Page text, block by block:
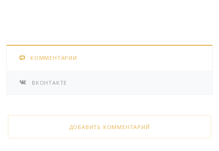
КОММЕНТАРИИ
ВКОНТАКТЕ
ДОБАВИТЬ КОММЕНТАРИЙ